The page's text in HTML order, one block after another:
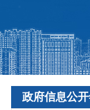
政府信息公